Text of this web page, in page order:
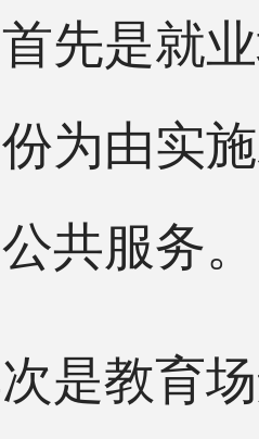
先是就
为由实
共服务。
教育场